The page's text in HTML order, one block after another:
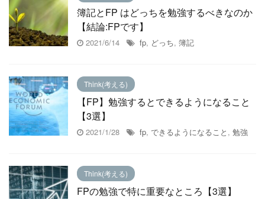
簿記とFP はどっちを勉強するべきなのか
【結論:FPです】
2021/6/14 fp, どっち, 簿記
Think(考える)
【FP】勉強するとできるようになること
【3選】
2021/1/28 fp, できるようになること , 勉強
Think(考える)
FPの勉強で特に重要なところ【3選】